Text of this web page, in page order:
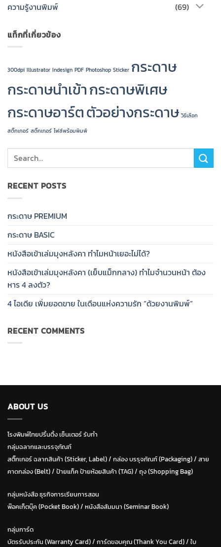
ความรู้งานพิมพ์ (69)
แท็กที่เกี่ยวข้อง
300dpi Illustrator Indesign PDF Photoshop Sticker กระดาษ
กระดาษนำเข้ากระดาษพิเศษ
กระดาษอาร์ตตัวอย่างกระดาษ วิธีเลือก
สติ๊กเกอร์ สติ๊กเกอร์ ไฟล์พร้อมพิมพ์
RECENT POSTS
กระดาษ PREMIUM
กระดาษ BASIC
หนังสือเข้าเล่มมุงหลังคา ทำไมหน้าเยอะไม่ได้?
หนังสือเข้าเล่มมุงหลังคา (เย็บแม็กกลาง) ทำไมจำนวนหน้า ต้อง
หาร 4 ลงตัว?
4 ไอเดีย เพิ่มยอดขาย ในเดือนแห่งความรัก “ด้วยงานพิมพ์”
RECENT COMMENTS
ABOUT US
โรงพิมพ์ไทยปริ้นติ้ง เซ็นเตอร์ รับทำ
กลุ่มฉลากและบรรจุภัณฑ์
สติ๊กเกอร์ ฉลากสินค้า (Sticker, Label)/ กล่อง บรรุจภัณฑ์ (Packaging)/ สาย
คาดกล่อง (Belt)/ ป้ายแท็ค ป้ายห้อยสินค้า (TAG)/ ถุง (Shopping Bag)
กลุ่มหนังสือ ธุรกิจการเรียนการสอน
พ๊อคเก็ตบุ๊ค (Pocket Book)/ หนังสือสัมมนา (Seminar Book)
กลุ่มการ์ด
บัตรรับประกัน (Warranty Card)/ การ์ดขอบคุณ (Thank You Card)/ ใบ